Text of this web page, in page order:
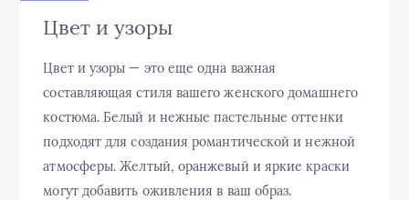
Цвет и узоры
Цвет и узоры — это еще одна важная
составляющая стиля вашего женского домашнего
костюма. Белый и нежные пастельные оттенки
подходят для создания романтической и нежной
атмосферы. Желтый, оранжевый и яркие краски
могут добавить оживления в ваш образ.